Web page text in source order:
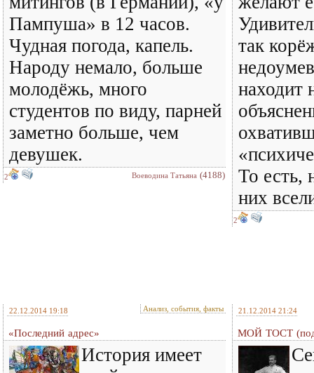
Пампуша» в 12 часов.
Чудная погода, капель.
Народу немало, больше
молодёжь, много
студентов по виду, парней
заметно больше, чем
девушек.
2 Воеводина Татьяна (4188)
так
находит
То есть,
них
2
22.12.2014 19:18 Анализ, события, факты
«Последний адрес»
История имеет
21.12.2014 21:24
МОЙ ТОСТ